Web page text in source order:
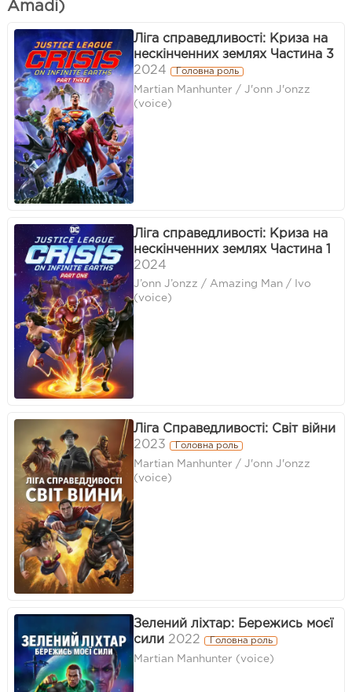
Amadi)
Ліга справедливості: Криза на
нескінченних землях Частина 3
2024
Головна роль
Martian Manhunter / J'onn J'onzz
(voice)
Ліга справедливості: Криза на
нескінченних землях Частина 1
2024
J’onn J’onzz / Amazing Man / Ivo
(voice)
Ліга Справедливості: Світ війни
2023
Головна роль
Martian Manhunter / J'onn J'onzz
(voice)
Зелений ліхтар: Бережись моєї
сили 2022 Головна роль
Martian Manhunter (voice)